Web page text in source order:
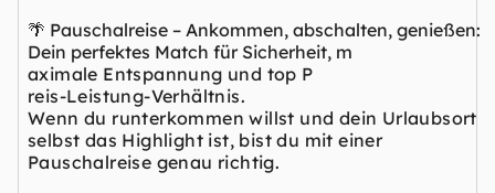
🌴 Pauschalreise – Ankommen, abschalten, genießen:
Dein perfektes Match für Sicherheit, m
aximale Entspannung und top P
reis-Leistung-Verhältnis.
Wenn du runterkommen willst und dein Urlaubsort
selbst das Highlight ist, bist du mit einer
Pauschalreise genau richtig.